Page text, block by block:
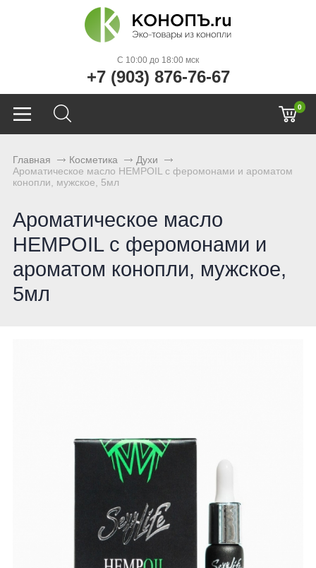
C 10:00 до 18:00 мск
+7 (903) 876-76-67
0
Главная Косметика
Духи
Ароматическое масло HEMPOIL с феромонами и ароматом
конопли, мужское, 5мл
Ароматическое масло
HEMPOIL с феромонами и
ароматом конопли, мужское,
5мл